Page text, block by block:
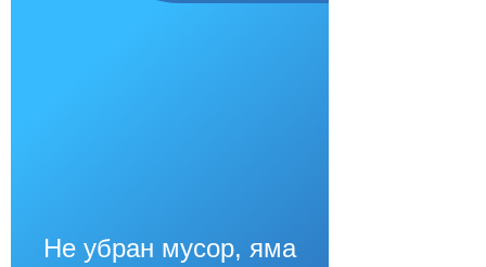
Не убран мусор, яма